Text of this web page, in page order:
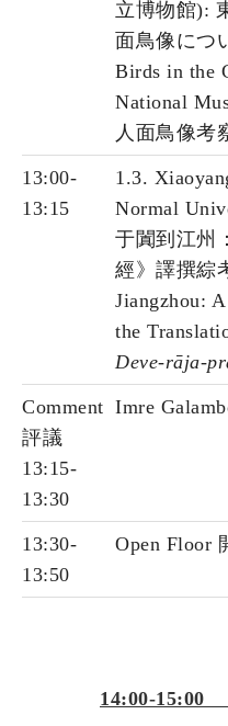
立博物館):
面鳥像につ
Birds in the
National
人面鳥像考
13:00-
13:15
1.3.
Normal
于闐到江州
經》譯撰綜
Jiangzhou:
the
Deve-rāja-
Comment
評議
13:15-
13:30
Imre
13:30-
13:50
Open Floor
14:00-